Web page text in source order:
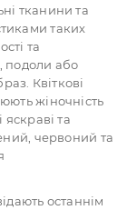
тканини та
таких
та
подоли або
Квіткові
жіночність
та
червоний та
останнім